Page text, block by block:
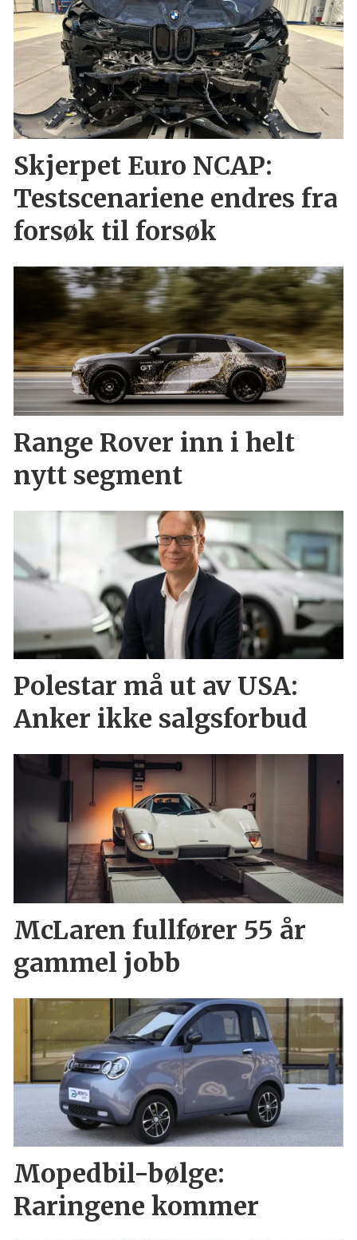
Skjerpet Euro NCAP:
Testscenariene endres fra
forsøk til forsøk
Range Rover inn i helt
nytt segment
Polestar må ut av USA:
Anker ikke salgsforbud
McLaren fullfører 55 år
gammel jobb
Mopedbil-bølge:
Raringene kommer